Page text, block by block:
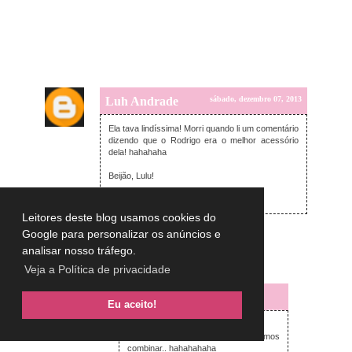
Leitores deste blog usamos cookies do
Google para personalizar os anúncios e
analisar nosso tráfego.
Veja a Política de privacidade
Eu aceito!
Luh Andrade sábado, dezembro 07, 2013
Ela tava lindíssima! Morri quando li um comentário
dizendo que o Rodrigo era o melhor acessório
dela! hahahaha
Beijão, Lulu!
Responder
Respostas
Lulu on the sky
sábado, dezembro 07, 2013
E que acessório né?? Vamos
combinar.. hahahahaha